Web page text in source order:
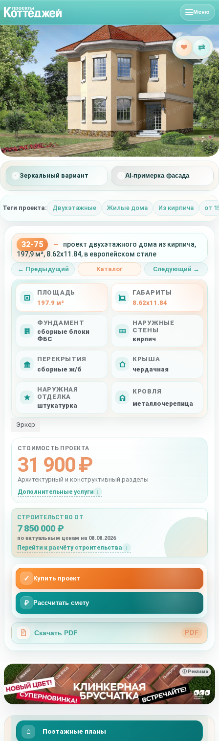
Меню
Зеркальный вариант AI-примерка фасада
Теги проекта: Двухэтажные Жилые дома Из кирпича от
❤ ⇄
32-75 —
проект двухэтажного дома из кирпича,
197,9 м², 8.62x11.84, в европейском стиле
← Предыдущий Каталог Следующий →
ПЛОЩАДЬ
197.9 м²
ГАБАРИТЫ
8.62x11.84
ФУНДАМЕНТ
сборные блоки
ФБС
НАРУЖНЫЕ
СТЕНЫ
кирпич
ПЕРЕКРЫТИЯ
сборные ж/б
КРЫША
чердачная
НАРУЖНАЯ
ОТДЕЛКА
штукатурка
КРОВЛЯ
металлочерепица
Эркер
СТОИМОСТЬ ПРОЕКТА
31 900 ₽
Архитектурный и конструктивный разделы
Дополнительные услуги
СТРОИТЕЛЬСТВО ОТ
7 850 000 ₽
по актуальным ценам на 08.08.2026
Перейти к расчёту строительства
✓ Купить проект
₽ Рассчитать смету
Скачать PDF PDF
ⓘ Реклама
Поэтажные планы